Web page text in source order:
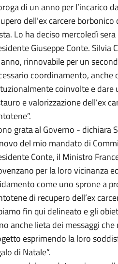
di un anno per l’incarico
dell’ex carcere
Lo ha deciso mercoledì
Giuseppe Conte.
rinnovabile per un
coordinamento,
coinvolte e
e valorizzazione dell’ex
grata al Governo - dichiara
del mio mandato di
Conte, il Ministro
per la loro vicinanza
come uno sprone a
di recupero dell’ex
fin qui delineato e gli
anche lieta dei messaggi
esprimendo la loro
di Natale”.